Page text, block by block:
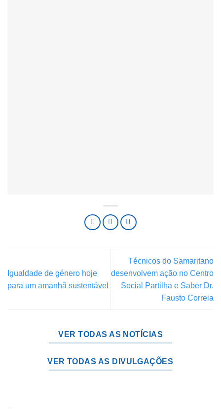
Igualdade de género hoje
para um amanhã sustentável
Técnicos do Samaritano
desenvolvem ação no Centro
Social Partilha e Saber Dr.
Fausto Correia
VER TODAS AS NOTÍCIAS
VER TODAS AS DIVULGAÇÕES